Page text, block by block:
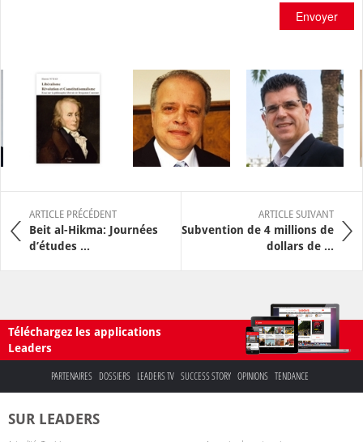
Envoyer
ARTICLE PRÉCÉDENT
Beit al-Hikma: Journées
d’études ...
ARTICLE SUIVANT
Subvention de 4 millions de
dollars de ...
Téléchargez les applications
Leaders
PARTENAIRES DOSSIERS LEADERS TV SUCCESS STORY OPINIONS TENDANCE
SUR LEADERS